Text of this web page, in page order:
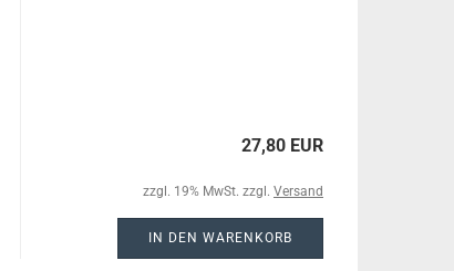
27,80 EUR
zzgl. 19% MwSt. zzgl. Versand
IN DEN WARENKORB